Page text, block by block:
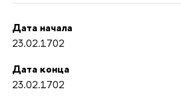
Дата начала
23.02.1702
Дата конца
23.02.1702